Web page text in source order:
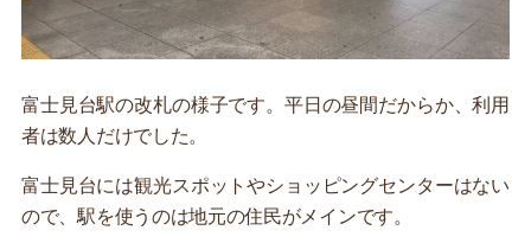
富士見台駅の改札の様子です。平日の昼間だからか、利用
者は数人だけでした。
富士見台には観光スポットやショッピングセンターはない
ので、駅を使うのは地元の住民がメインです。